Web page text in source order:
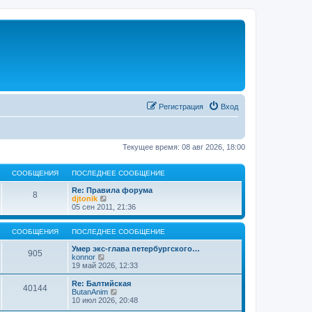
Вход
Регистрация
Текущее время: 08 авг 2026, 18:00
СООБЩЕНИЯ ПОСЛЕДНЕЕ СООБЩЕНИЕ
8
Re: Правила форума
djtonik
е
р
е
й
т
и
п
о
с
л
е
05 сен 2011, 21:36
СООБЩЕНИЯ ПОСЛЕДНЕЕ СООБЩЕНИЕ
905
Умер экс-глава петербургского…
konnor
е
р
е
й
т
19 май 2026, 12:33
40144
Re: Балтийская
ButanAnim
е
10 июл 2026, 20:48